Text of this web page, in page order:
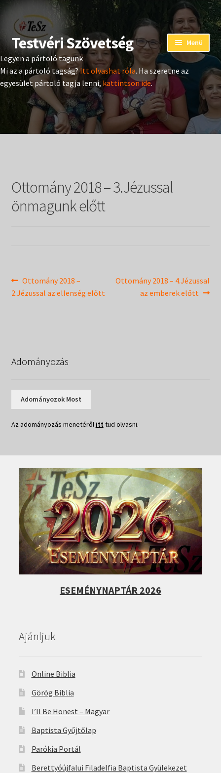
Ugrás
a
navigációhoz
Kilépés
a
tartalomba
Testvéri Szövetség Menü
Eseménynaptár
Adományozás
Pártoló tag belépés
Kiadványok
Legyen a pártoló tagunk
Mi az a pártoló tagság?Itt olvashat róla. Ha szeretne az
egyesület pártoló tagja lenni, kattintson ide.
Ottomány 2018 – 3.Jézussal
önmagunk előtt
Bejegyzés
navigáció
Previous
post:
Ottomány 2018 –
2.Jézussal az ellenség előtt
Next
Ottomány 2018 – 4.Jézussal
az emberek előtt
Adományozás
Adományozok Most
Az adományozás menetéről itt tud olvasni.
ESEMÉNYNAPTÁR 2026
Ajánljuk
Online Biblia
Görög Biblia
I’ll Be Honest – Magyar
Baptista Gyűjtőlap
Parókia Portál
Berettyóújfalui Filadelfia Baptista Gyülekezet